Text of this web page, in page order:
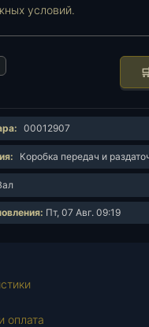
условий.
00012907
Коробка передач и
Пт, 07 Авг. 09:19
оплата